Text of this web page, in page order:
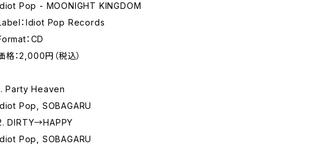
Pop - MOONIGHT KINGDOM
：Idiot Pop Records
：CD
格：2,000円（税込）
Party Heaven
Pop, SOBAGARU
DIRTY→HAPPY
Pop, SOBAGARU